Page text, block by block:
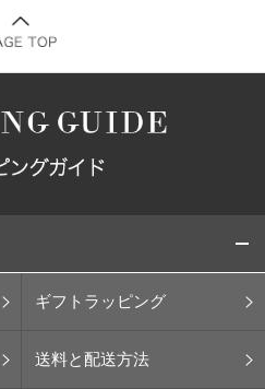
ギフトラッピング
送料と配送方法